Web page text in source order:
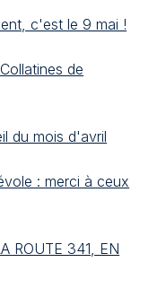
c'est le 9 mai !
de
du mois d'avril
: merci à ceux
ROUTE 341, EN